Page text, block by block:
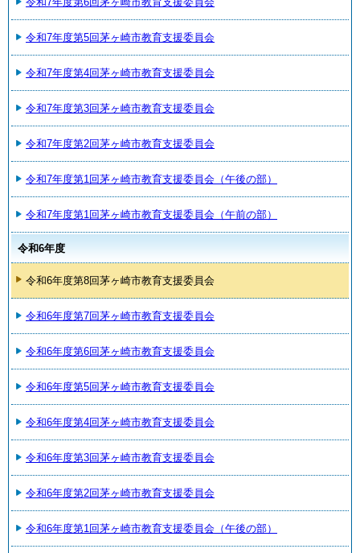
令和7年度第5回茅ヶ崎市教育支援委員会
令和7年度第4回茅ヶ崎市教育支援委員会
令和7年度第3回茅ヶ崎市教育支援委員会
令和7年度第2回茅ヶ崎市教育支援委員会
令和7年度第1回茅ヶ崎市教育支援委員会（午後の部）
令和7年度第1回茅ヶ崎市教育支援委員会（午前の部）
令和6年度
令和6年度第8回茅ヶ崎市教育支援委員会
令和6年度第7回茅ヶ崎市教育支援委員会
令和6年度第6回茅ヶ崎市教育支援委員会
令和6年度第5回茅ヶ崎市教育支援委員会
令和6年度第4回茅ヶ崎市教育支援委員会
令和6年度第3回茅ヶ崎市教育支援委員会
令和6年度第2回茅ヶ崎市教育支援委員会
令和6年度第1回茅ヶ崎市教育支援委員会（午後の部）